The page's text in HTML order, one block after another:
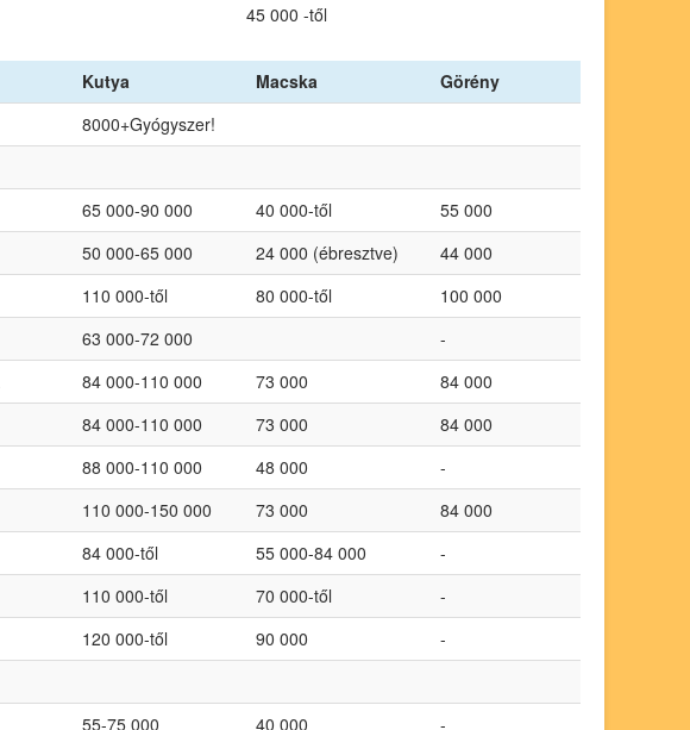
45 000 -től
Kutya Macska
Görény
8000+Gyógyszer!
65 000-90 000 40 000-től
55 000
50 000-65 000 24 000 (ébresztve)
44 000
110 000-től 80 000-től
100 000
63 000-72 000
-
84 000-110 000 73 000
84 000
84 000-110 000 73 000
84 000
88 000-110 000 48 000
-
110 000-150 000 73 000
84 000
84 000-től 55 000-84 000
-
110 000-től 70 000-től
-
120 000-től 90 000
-
55-75 000 40 000
-